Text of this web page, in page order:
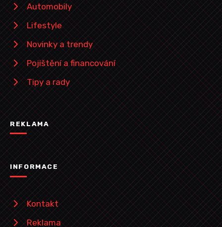
Automobily
Lifestyle
Novinky a trendy
Pojištění a financování
Tipy a rady
REKLAMA
INFORMACE
Kontakt
Reklama